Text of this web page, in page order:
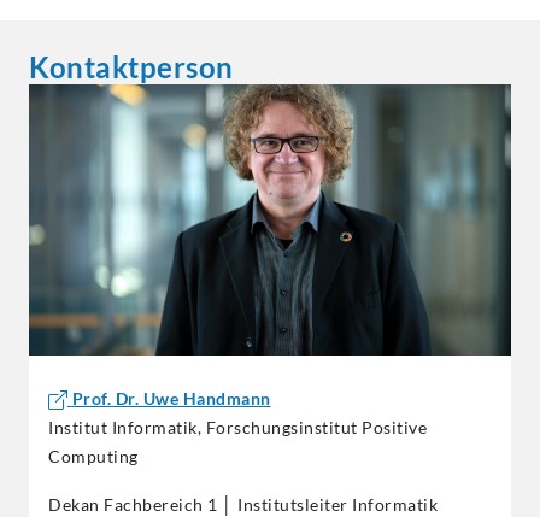
Kontaktperson
Prof. Dr. Uwe Handmann
Institut Informatik, Forschungsinstitut Positive
Computing
Dekan Fachbereich 1 │ Institutsleiter Informatik